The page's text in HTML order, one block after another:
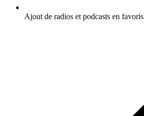
Ajout de radios et podcasts en favoris